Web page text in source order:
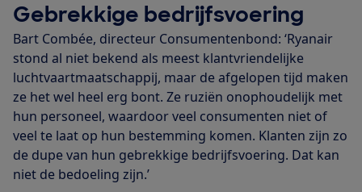
Gebrekkige bedrijfsvoering
Bart Combée, directeur Consumentenbond: ‘Ryanair
stond al niet bekend als meest klantvriendelijke
luchtvaartmaatschappij, maar de afgelopen tijd maken
ze het wel heel erg bont. Ze ruziën onophoudelijk met
hun personeel, waardoor veel consumenten niet of
veel te laat op hun bestemming komen. Klanten zijn zo
de dupe van hun gebrekkige bedrijfsvoering. Dat kan
niet de bedoeling zijn.’